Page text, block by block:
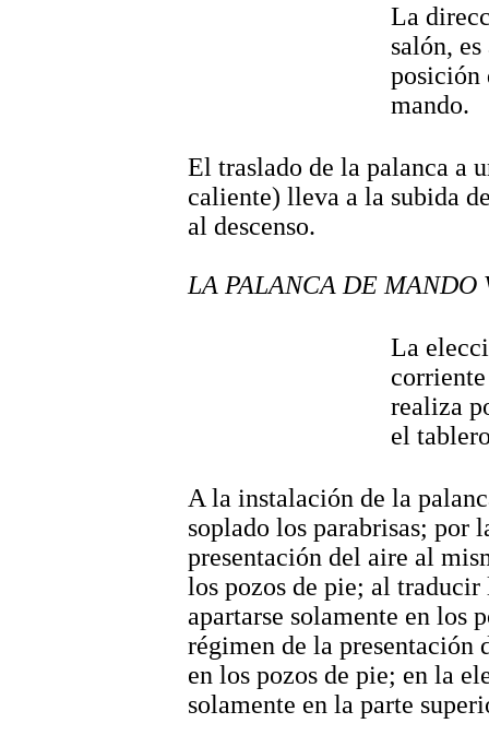
La
salón,
posición
mando.
El traslado de la palanca a
caliente) lleva a la subida
al descenso.
LA PALANCA DE
La
realiza
el
A la instalación de la
soplado los parabrisas; por
presentación del aire al
los pozos de pie; al
apartarse solamente en los
régimen de la presentación
en los pozos de pie; en la
solamente en la parte